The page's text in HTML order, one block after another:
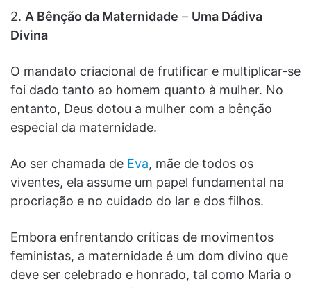
2. A Bênção da Maternidade – Uma Dádiva
Divina
O mandato criacional de frutificar e multiplicar-se
foi dado tanto ao homem quanto à mulher. No
entanto, Deus dotou a mulher com a bênção
especial da maternidade.
Ao ser chamada de Eva, mãe de todos os
viventes, ela assume um papel fundamental na
procriação e no cuidado do lar e dos filhos.
Embora enfrentando críticas de movimentos
feministas, a maternidade é um dom divino que
deve ser celebrado e honrado, tal como Maria o